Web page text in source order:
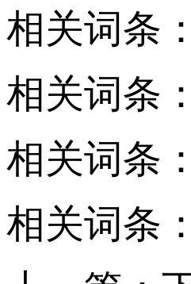
相关词条
相关词条
相关词条
相关词条